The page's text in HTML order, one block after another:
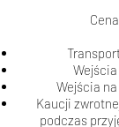
Wejścia
Kaucji
podczas